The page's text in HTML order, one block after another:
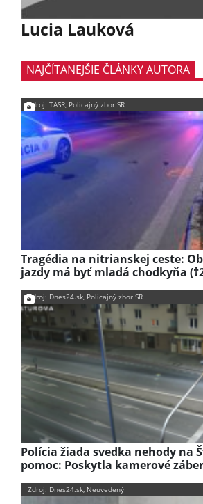
Lucia Lauková
NAJČÍTANEJŠIE ČLÁNKY AUTORA
Zdroj: TASR, Policajný zbor SR
Tragédia na nitrianskej ceste:
jazdy má byť mladá chodkyňa
Zdroj: Dnes24.sk, Policajný zbor SR
Polícia žiada svedka nehody na
pomoc: Poskytla kamerové
Zdroj: Dnes24.sk, Neuvedený